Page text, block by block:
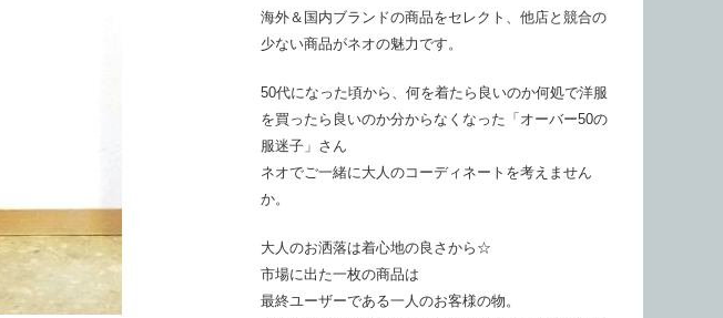
海外＆国内ブランドの商品をセレクト、他店と競合の
少ない商品がネオの魅力です。
50代になった頃から、何を着たら良いのか何処で洋服
を買ったら良いのか分からなくなった「オーバー50の
服迷子」さん
ネオでご一緒に大人のコーディネートを考えません
か。
大人のお洒落は着心地の良さから☆
市場に出た一枚の商品は
最終ユーザーである一人のお客様の物。